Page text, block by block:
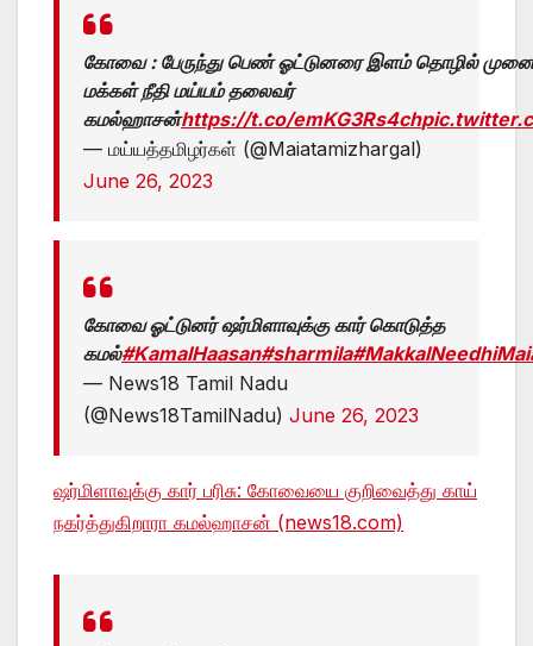
கோவை : பேருந்து பெண் ஓட்டுனரை இளம் தொழில்
மக்கள் நீதி மய்யம் தலைவர்
கமல்ஹாசன்https://t.co/emKG3Rs4ch
— மய்யத்தமிழர்கள் (@Maiatamizhargal)
June 26, 2023
கோவை ஓட்டுனர் ஷர்மிளாவுக்கு கார் கொடுத்த
கமல்#KamalHaasan#sharmila
— News18 Tamil Nadu
(@News18TamilNadu) June 26, 2023
ஷர்மிளாவுக்கு கார் பரிசு: கோவையை குறிவைத்து காய்
நகர்த்துகிறாரா கமல்ஹாசன் (news18.com)